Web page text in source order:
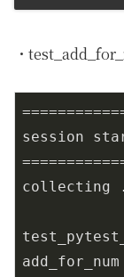
・
session
collecting
add_for_num